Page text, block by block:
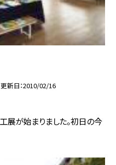
更新日 2010/02/16
展が始まりました。初日の今